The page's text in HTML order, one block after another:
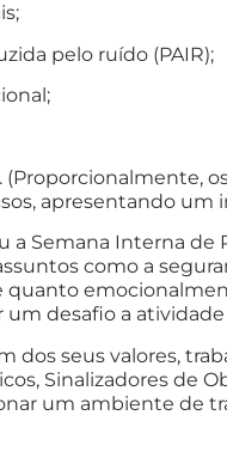
pelo ruído (PAIR);
(Proporcionalmente,
apresentando um
a Semana Interna
como a
desafio a atividade
dos seus valores,
Sinalizadores de
um ambiente de